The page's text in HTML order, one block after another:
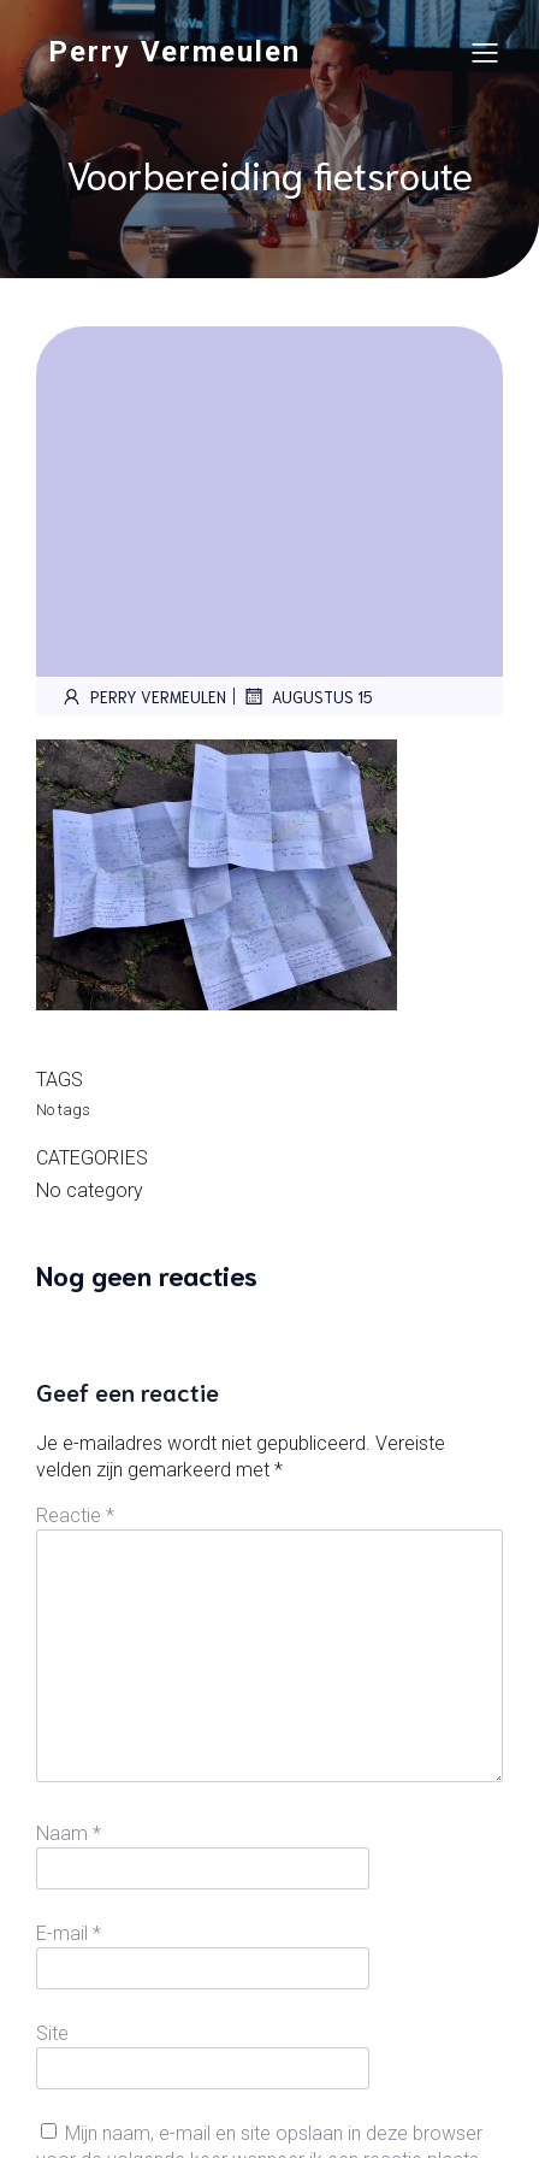
Perry Vermeulen
Voorbereiding fietsroute
PERRY VERMEULEN | AUGUSTUS 15
TAGS
No tags
CATEGORIES
No category
Nog geen reacties
Geef een reactie
Je e-mailadres wordt niet gepubliceerd. Vereiste
velden zijn gemarkeerd met *
Reactie *
Naam *
E-mail *
Site
Mijn naam, e-mail en site opslaan in deze browser